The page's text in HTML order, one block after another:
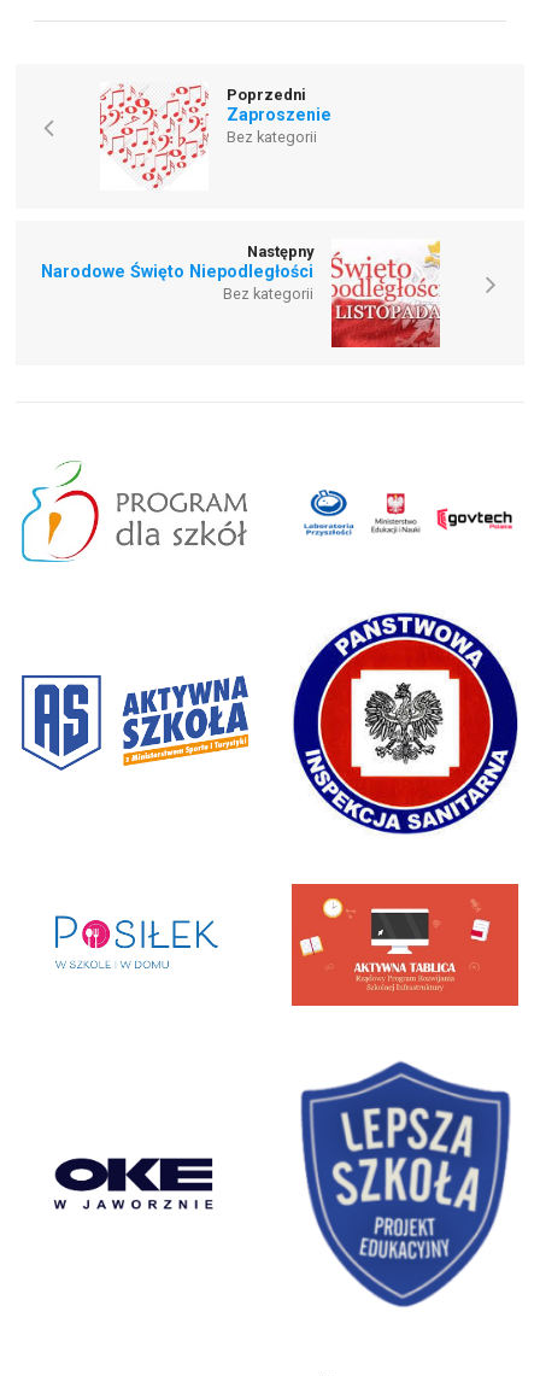
Poprzedni
Zaproszenie
Bez kategorii
Następny
Narodowe Święto Niepodległości
Bez kategorii